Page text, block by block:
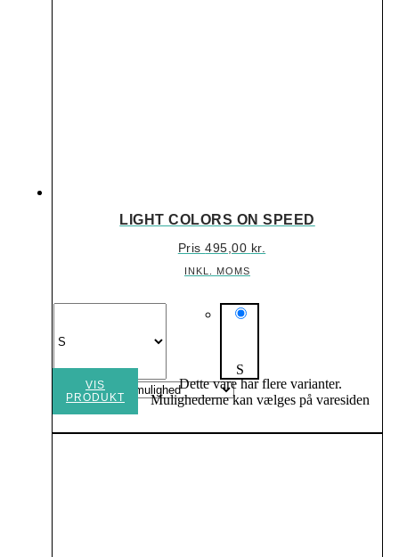
LIGHT COLORS ON SPEED
Pris495,00 kr.
INKL. MOMS
S
VIS
PRODUKT
Dette vare har flere varianter.
Mulighederne kan vælges på varesiden